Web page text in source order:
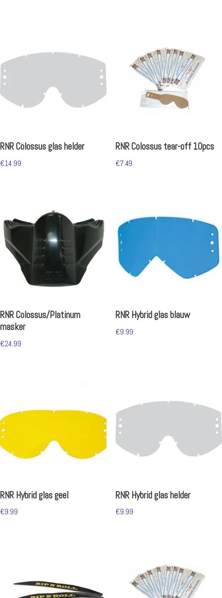
RNR Colossus glas helder
€14.99
RNR Colossus tear-off 10pcs
€7.49
RNR Colossus/Platinum
masker
€24.99
RNR Hybrid glas blauw
€9.99
RNR Hybrid glas geel
€9.99
RNR Hybrid glas helder
€9.99